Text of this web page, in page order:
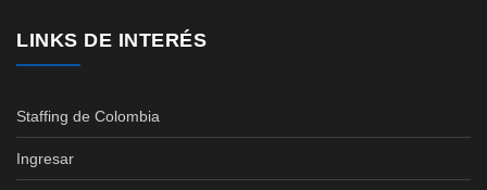
LINKS DE INTERÉS
Staffing de Colombia
Ingresar